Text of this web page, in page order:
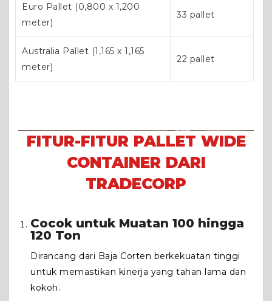
Euro Pallet (0,800 x 1,200
meter)
33 pallet
Australia Pallet (1,165 x 1,165
meter)
22 pallet
FITUR-FITUR PALLET WIDE
CONTAINER DARI
TRADECORP
Cocok untuk Muatan 100 hingga
120 Ton
Dirancang dari Baja Corten berkekuatan tinggi
untuk memastikan kinerja yang tahan lama dan
kokoh.